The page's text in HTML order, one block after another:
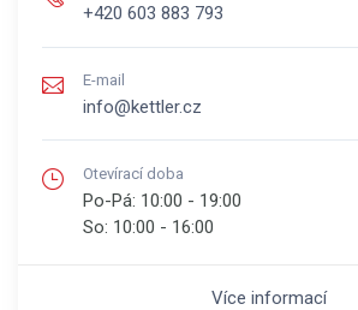
+420 603 883 793
E-mail
info@kettler.cz
Otevírací doba
Po-Pá: 10:00 - 19:00
So: 10:00 - 16:00
Více informací